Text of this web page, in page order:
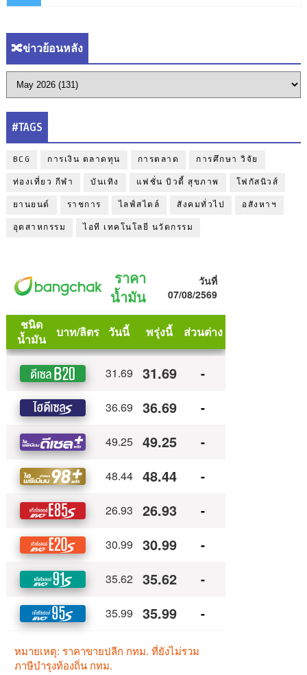
🔀ข่าวย้อนหลัง
#TAGS
BCG การเงิน ตลาดทุน การตลาด การศึกษา วิจัย
ท่องเที่ยว กีฬา บันเทิง แฟชั่น บิวตี้ สุขภาพ โฟกัสนิวส์
ยานยนต์ ราชการ ไลฟ์สไตล์ สังคมทั่วไป อสังหาฯ
อุตสาหกรรม ไอที เทคโนโลยี นวัตกรรม